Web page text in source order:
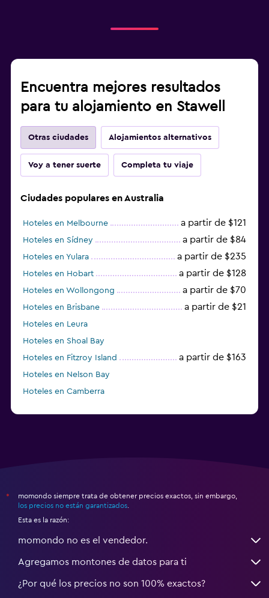
Encuentra mejores resultados
para tu alojamiento en Stawell
Otras ciudades Alojamientos alternativos
Voy a tener suerte Completa tu viaje
Ciudades populares en Australia
Hoteles en Melbourne a partir de $121
Hoteles en Sídney a partir de $84
Hoteles en Yulara a partir de $235
Hoteles en Hobart a partir de $128
Hoteles en Wollongong a partir de $70
Hoteles en Brisbane a partir de $21
Hoteles en Leura
Hoteles en Shoal Bay
Hoteles en Fitzroy Island
a partir de $163
Hoteles en Nelson Bay
Hoteles en Camberra
*
momondo siempre trata de obtener precios exactos, sin embargo,
los precios no están garantizados
Esta es la razón:
momondo no es el vendedor.
Agregamos montones de datos para ti
¿Por qué los precios no son 100% exactos?